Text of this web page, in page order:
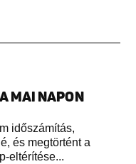
MAI NAPON
időszámítás,
és megtörtént a
eltérítése...